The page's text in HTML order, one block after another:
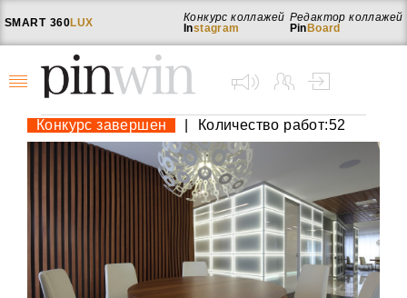
SMART 360LUX
Редактор коллажей
Pin Board
Конкурс коллажей
Instagram
Конкурс завершен Количество работ:52